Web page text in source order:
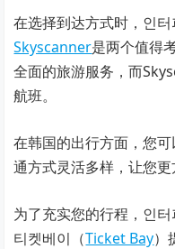
在选择到达方式时，인
Skyscanner是两个值得
全面的旅游服务，而
航班。
在韩国的出行方面，您可
通方式灵活多样，让您更
为了充实您的行程，인
티켓베이（Ticket Bay）